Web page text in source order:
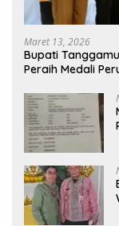
Maret 13, 2026
Bupati
Peraih Medali